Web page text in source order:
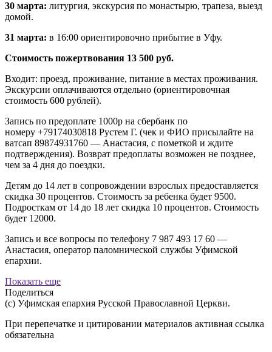
30 марта: литургия, экскурсия по монастырю, трапеза, выезд
домой.
31 марта: в 16:00 ориентировочно прибытие в Уфу.
Стоимость пожертвования 13 500 руб.
Входит: проезд, проживание, питание в местах проживания.
Экскурсии оплачиваются отдельно (ориентировочная
стоимость 600 рублей).
Запись по предоплате 1000р на сбербанк по
номеру +79174030818 Рустем Г. (чек и ФИО присылайте на
ватсап 89874931760 — Анастасия, с пометкой и ждите
подтверждения). Возврат предоплаты возможен не позднее,
чем за 4 дня до поездки.
Детям до 14 лет в сопровождении взрослых предоставляется
скидка 30 процентов. Стоимость за ребенка будет 9500.
Подросткам от 14 до 18 лет скидка 10 процентов. Стоимость
будет 12000.
Запись и все вопросы по телефону 7 987 493 17 60 —
Анастасия, оператор паломнической службы Уфимской
епархии.
Показать еще
Поделиться
(с) Уфимская епархия Русской Православной Церкви.
При перепечатке и цитировании материалов активная ссылка
обязательна